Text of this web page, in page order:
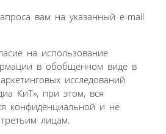
вам на указанный e-mail
на использование
в обобщенном виде в
исследований
КиТ», при этом, вся
конфиденциальной и не
лицам.